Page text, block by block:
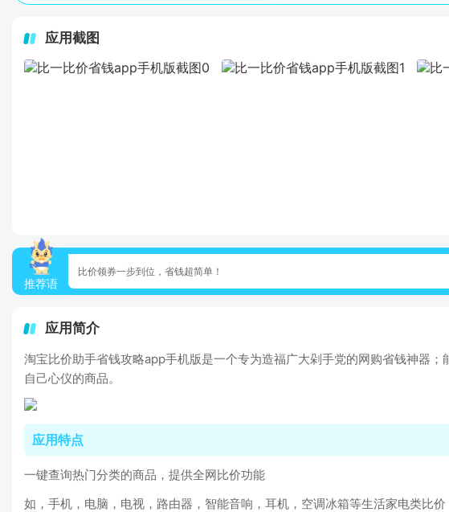
应用截图
推荐语
比价领券一步到位，省钱超简单！
应用简介
淘宝比价助手省钱攻略app手机版是一个专为造福广大剁手党的网购省钱神器
自己心仪的商品。
应用特点
一键查询热门分类的商品，提供全网比价功能
如，手机，电脑，电视，路由器，智能音响，耳机，空调冰箱等生活家电类比价